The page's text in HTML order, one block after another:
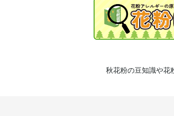
秋花粉の豆知識や花